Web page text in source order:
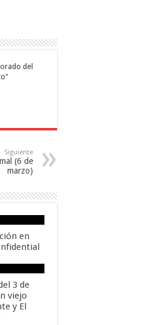
del
Siguiente
(6 de
marzo)
en
3 de
viejo
y El